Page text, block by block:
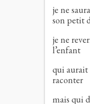
je ne
son petit
je ne
l’enfant
qui aurait
raconter
mais qui